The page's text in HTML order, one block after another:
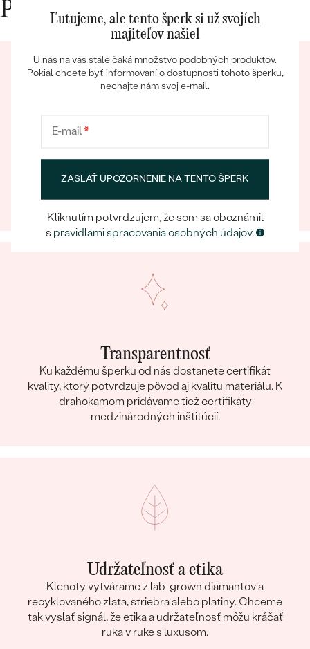
OBJAVIŤ
Prečo nakupovať v Eppi
Pri nakupovaní online aj osobne sa môžete spoľahnúť
na náš tím, ktorý sa postará o to, aby už samotný
výber šperku bol eppickým zážitkom.
Transparentnosť
Ku každému šperku od nás dostanete certifikát
kvality, ktorý potvrdzuje pôvod aj kvalitu materiálu. K
drahokamom pridávame tiež certifikáty
medzinárodných inštitúcií.
Udržateľnosť a etika
Klenoty vytvárame z lab-grown diamantov a
recyklovaného zlata, striebra alebo platiny. Chceme
tak vyslať signál, že etika a udržateľnosť môžu kráčať
ruka v ruke s luxusom.
Ľutujeme, ale tento šperk si už svojích
majiteľov našiel
U nás na vás stále čaká množstvo podobných produktov.
Pokiaľ chcete byť informovaní o dostupnosti tohoto šperku,
nechajte nám svoj e-mail.
E-mail*
ZASLAŤ UPOZORNENIE NA TENTO ŠPERK
Kliknutím potvrdzujem, že som sa oboznámil
s pravidlami spracovania osobných údajov.